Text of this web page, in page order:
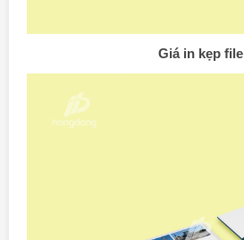
Giá in kẹp file